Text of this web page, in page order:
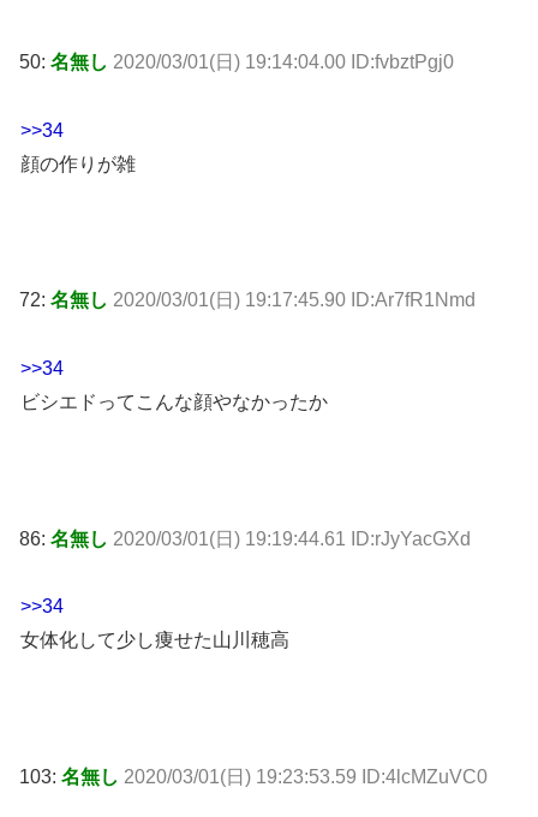
50: 名無し 2020/03/01(日) 19:14:04.00 ID:fvbztPgj0
>>34
顔の作りが雑
72: 名無し 2020/03/01(日) 19:17:45.90 ID:Ar7fR1Nmd
>>34
ビシエドってこんな顔やなかったか
86: 名無し 2020/03/01(日) 19:19:44.61 ID:rJyYacGXd
>>34
女体化して少し痩せた山川穂高
103: 名無し 2020/03/01(日) 19:23:53.59 ID:4lcMZuVC0